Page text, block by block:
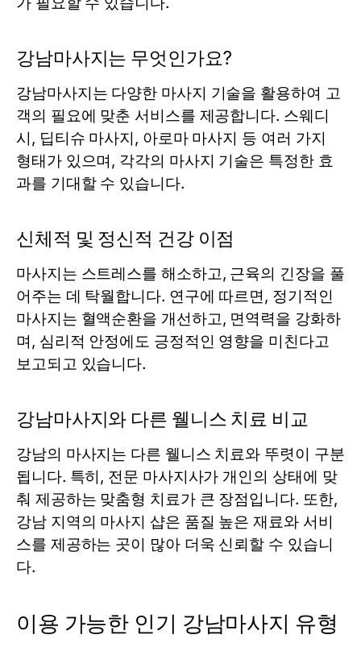
강남마사지는 무엇인가요?
강남마사지는 다양한 마사지 기술을 활용하여 고
객의 필요에 맞춘 서비스를 제공합니다. 스웨디
시, 딥티슈 마사지, 아로마 마사지 등 여러 가지
형태가 있으며, 각각의 마사지 기술은 특정한 효
과를 기대할 수 있습니다.
신체적 및 정신적 건강 이점
마사지는 스트레스를 해소하고, 근육의 긴장을 풀
어주는 데 탁월합니다. 연구에 따르면, 정기적인
마사지는 혈액순환을 개선하고, 면역력을 강화하
며, 심리적 안정에도 긍정적인 영향을 미친다고
보고되고 있습니다.
강남마사지와 다른 웰니스 치료 비교
강남의 마사지는 다른 웰니스 치료와 뚜렷이 구분
됩니다. 특히, 전문 마사지사가 개인의 상태에 맞
춰 제공하는 맞춤형 치료가 큰 장점입니다. 또한,
강남 지역의 마사지 샵은 품질 높은 재료와 서비
스를 제공하는 곳이 많아 더욱 신뢰할 수 있습니
다.
이용 가능한 인기 강남마사지 유형